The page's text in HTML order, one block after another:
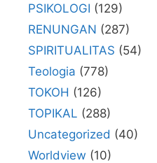
PSIKOLOGI (129)
RENUNGAN (287)
SPIRITUALITAS (54)
Teologia (778)
TOKOH (126)
TOPIKAL (288)
Uncategorized (40)
Worldview (10)